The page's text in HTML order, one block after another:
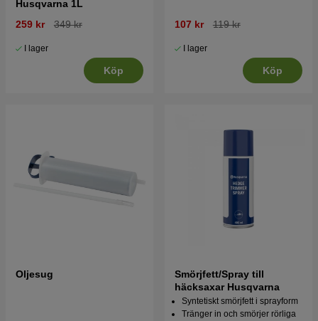
Husqvarna 1L
259 kr
349 kr
I lager
Köp
107 kr 119 kr
I lager
Köp
Oljesug
Smörjfett/Spray till
häcksaxar Husqvarna
Syntetiskt smörjfett i sprayform
Tränger in och smörjer rörliga